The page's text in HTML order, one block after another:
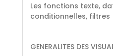
Les fonctions texte,
conditionnelles, filtres
GENERALITES DES